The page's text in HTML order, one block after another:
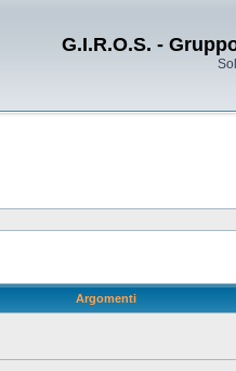
G.I.R.O.S. -
Argomenti